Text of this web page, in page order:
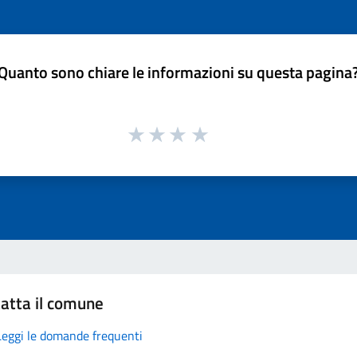
sono chiare le informazioni su questa
il comune
le domande frequenti